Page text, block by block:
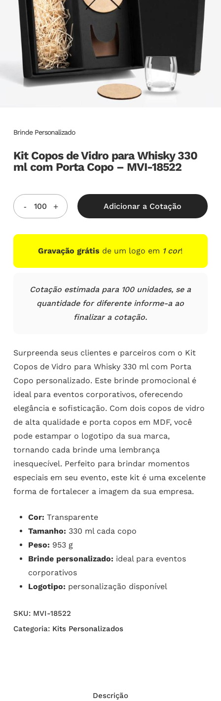
Brinde Personalizado
Kit Copos de Vidro para Whisky 330
ml com Porta Copo – MVI-18522
Adicionar a Cotação
Gravação grátis de um logo em 1 cor!
Cotação estimada para 100 unidades, se a
quantidade for diferente informe-a ao
finalizar a cotação.
Surpreenda seus clientes e parceiros com o Kit
Copos de Vidro para Whisky 330 ml com Porta
Copo personalizado. Este brinde promocional é
ideal para eventos corporativos, oferecendo
elegância e sofisticação. Com dois copos de vidro
de alta qualidade e porta copos em MDF, você
pode estampar o logotipo da sua marca,
tornando cada brinde uma lembrança
inesquecível. Perfeito para brindar momentos
especiais em seu evento, este kit é uma excelente
forma de fortalecer a imagem da sua empresa.
Cor: Transparente
Tamanho: 330 ml cada copo
Peso: 953 g
Brinde personalizado: ideal para eventos
corporativos
Logotipo: personalização disponível
SKU: MVI-18522
Categoria: Kits Personalizados
Descrição